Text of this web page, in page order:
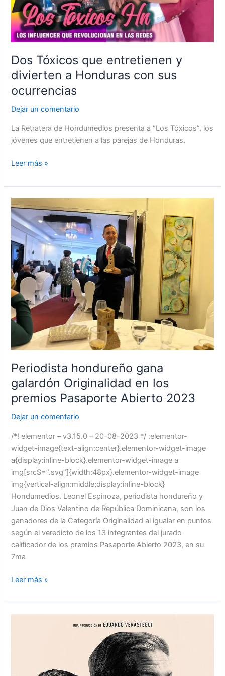
Dos Tóxicos que entretienen y
divierten a Honduras con sus
ocurrencias
Dejar un comentario
La Retratera de Hondumedios presenta a “Los Tóxicos”, los
jóvenes que entretienen a las parejas de Honduras.
Leer más »
Periodista hondureño gana
galardón Originalidad en los
premios Pasaporte Abierto 2023
Dejar un comentario
/*! elementor – v3.15.0 – 20-08-2023 */ .elementor-
widget-image{text-align:center}.elementor-widget-image
a{display:inline-block}.elementor-widget-image a
img[src$=”.svg”]{width:48px}.elementor-widget-image
img{vertical-align:middle;display:inline-block}
Hondumedios. Leonel Espinoza, periodista hondureño y
Juan de Dios Valentino de República Dominicana, son los
ganadores de la Categoría Originalidad al igualar en puntos
según el veredicto de los 13 integrantes del jurado
calificador de los premios Pasaporte Abierto 2023, en su
7ma
Periodista
hondureño
gana
galardón
Originalidad
en
los
premios
Pasaporte
Abierto
2023
Leer más »